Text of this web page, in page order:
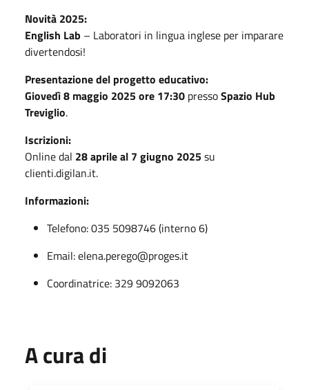
Novità 2025:
English Lab – Laboratori in lingua inglese per imparare
divertendosi!
Presentazione del progetto educativo:
Giovedì 8 maggio 2025 ore 17:30 pressoSpazio Hub
Treviglio.
Iscrizioni:
Online dal 28 aprile al 7 giugno 2025su
clienti.digilan.it.
Informazioni:
Telefono: 035 5098746 (interno 6)
Email:elena.perego@proges.it
Coordinatrice: 329 9092063
A cura di